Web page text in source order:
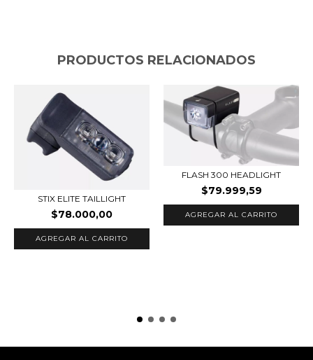
PRODUCTOS RELACIONADOS
STIX ELITE TAILLIGHT
$78.000,00
FLASH 300 HEADLIGHT
$79.999,59